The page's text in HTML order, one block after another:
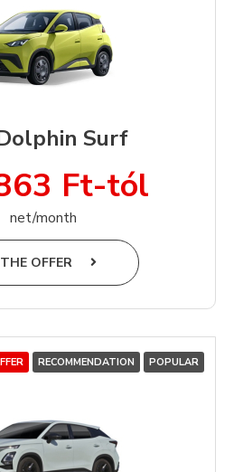
Surf
Ft-tól
net/month
OFFER
RECOMMENDATION POPULAR